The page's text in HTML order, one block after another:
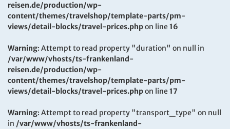
reisen.de/production/wp-
content/themes/travelshop/template-parts/pm-
views/detail-blocks/travel-prices.phpon line 16
Warning: Attempt to read property "duration" on null in
/var/www/vhosts/ts-frankenland-
reisen.de/production/wp-
content/themes/travelshop/template-parts/pm-
views/detail-blocks/travel-prices.phpon line 17
Warning: Attempt to read property "transport_type" on null
in /var/www/vhosts/ts-frankenland-